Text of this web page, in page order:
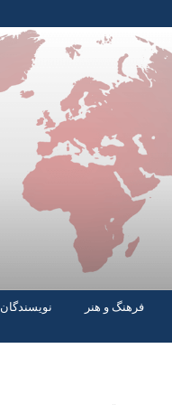
فرهنگ و هنر نویسندگان